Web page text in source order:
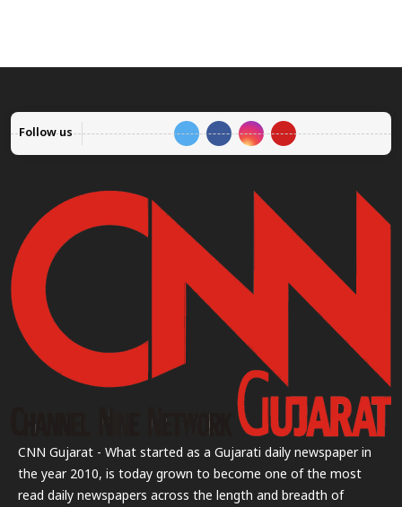
Follow us
CNN Gujarat - What started as a Gujarati daily newspaper in
the year 2010, is today grown to become one of the most
read daily newspapers across the length and breadth of